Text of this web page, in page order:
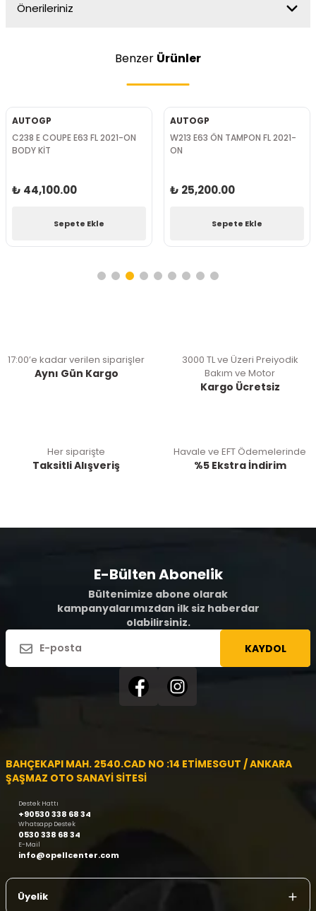
Önerileriniz
Benzer Ürünler
AUTOGP
C238 E COUPE E63 FL 2021-ON
BODY KİT
₺ 44,100.00
Sepete Ekle
AUTOGP
W213 E63 ÖN TAMPON FL 2021-
ON
₺ 25,200.00
Sepete Ekle
17:00’e kadar verilen siparişler
Aynı Gün Kargo
3000 TL ve Üzeri Preiyodik
Bakım ve Motor
Kargo Ücretsiz
Her siparişte
Taksitli Alışveriş
Havale ve EFT Ödemelerinde
%5 Ekstra İndirim
E-Bülten Abonelik
Bültenimize abone olarak
kampanyalarımızdan ilk siz haberdar
olabilirsiniz.
KAYDOL
BAHÇEKAPI MAH. 2540.CAD NO :14 ETİMESGUT / ANKARA
ŞAŞMAZ OTO SANAYİ SİTESİ
Destek Hattı
+90530 338 68 34
Whatsapp Destek
0530 338 68 34
E-Mail
info@opellcenter.com
Üyelik